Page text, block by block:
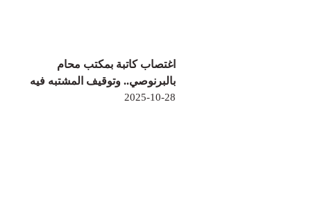
اغتصاب كاتبة بمكتب محام
بالبرنوصي.. وتوقيف المشتبه فيه
2025-10-28